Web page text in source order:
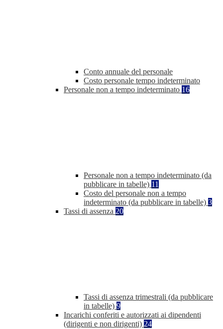
Conto annuale del personale
Costo personale tempo indeterminato
Personale non a tempo indeterminato 16
Personale non a tempo indeterminato (da
pubblicare in tabelle) 11
Costo del personale non a tempo
indeterminato (da pubblicare in tabelle) 3
Tassi di assenza 20
Tassi di assenza trimestrali (da pubblicare
in tabelle) 9
Incarichi conferiti e autorizzati ai dipendenti
(dirigenti e non dirigenti) 24